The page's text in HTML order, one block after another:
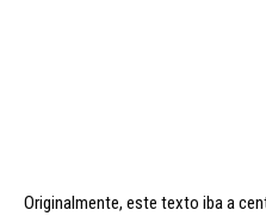
Originalmente, este texto iba a